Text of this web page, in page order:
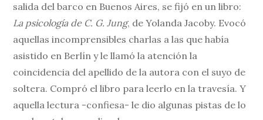
salida del barco en Buenos Aires, se fijó en un libro:
La psicología de C. G. Jung, de Yolanda Jacoby. Evocó
aquellas incomprensibles charlas a las que había
asistido en Berlín y le llamó la atención la
coincidencia del apellido de la autora con el suyo de
soltera. Compró el libro para leerlo en la travesía. Y
aquella lectura -confiesa- le dio algunas pistas de lo